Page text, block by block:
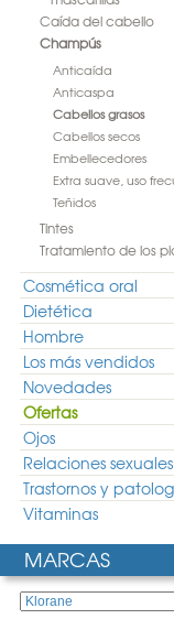
Caída del cabello
Champús
Anticaída
Anticaspa
Cabellos grasos
Cabellos secos
Embellecedores
Extra suave, uso
Teñidos
Tintes
Tratamiento de los
Cosmética oral
Dietética
Hombre
Los más vendidos
Novedades
Ofertas
Ojos
Relaciones sexuales
Trastornos y
Vitaminas
MARCAS
Anthelios XL
Seco 50ml
La Roche
SPF 30